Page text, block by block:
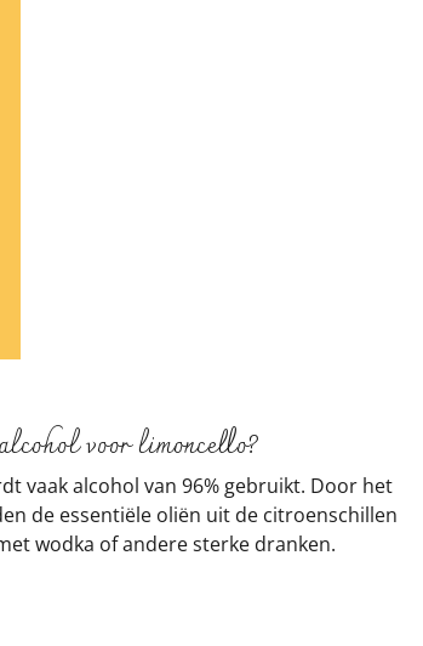
voor limoncello?
vaak alcohol van 96% gebruikt. Door het
de essentiële oliën uit de citroenschillen
wodka of andere sterke dranken.